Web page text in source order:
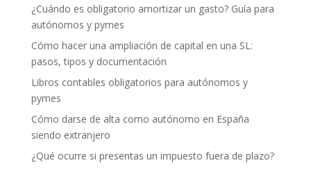
¿Cuándo es obligatorio amortizar un gasto? Guía para
autónomos y pymes
Cómo hacer una ampliación de capital en una SL:
pasos, tipos y documentación
Libros contables obligatorios para autónomos y
pymes
Cómo darse de alta como autónomo en España
siendo extranjero
¿Qué ocurre si presentas un impuesto fuera de plazo?